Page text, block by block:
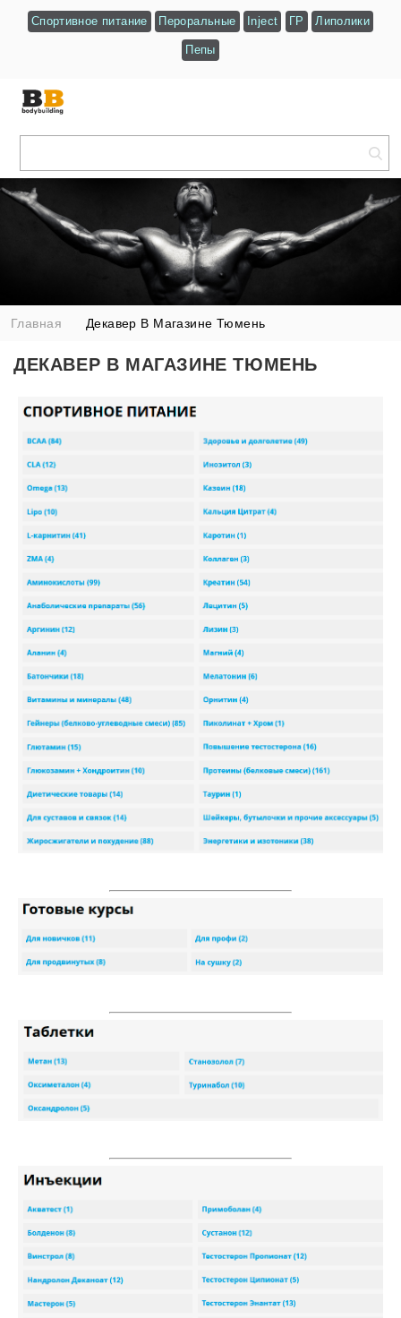
Спортивное питание Пероральные Inject ГР Липолики
Пепы
Главная Декавер В Магазине Тюмень
ДЕКАВЕР В МАГАЗИНЕ ТЮМЕНЬ